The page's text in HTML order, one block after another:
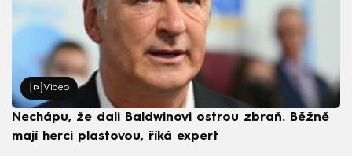
Video
Nechápu, že dali Baldwinovi ostrou zbraň. Běžně
mají herci plastovou, říká expert